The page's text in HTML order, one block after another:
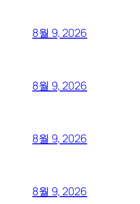
8월 9, 2026
8월 9, 2026
8월 9, 2026
8월 9, 2026